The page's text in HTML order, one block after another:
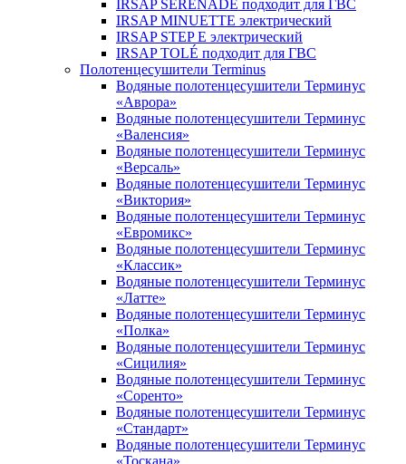
IRSAP SERENADE подходит для ГВС
IRSAP MINUETTE электрический
IRSAP STEP E электрический
IRSAP TOLÉ подходит для ГВС
Полотенцесушители Terminus
Водяные полотенцесушители Терминус
«Аврора»
Водяные полотенцесушители Терминус
«Валенсия»
Водяные полотенцесушители Терминус
«Версаль»
Водяные полотенцесушители Терминус
«Виктория»
Водяные полотенцесушители Терминус
«Евромикс»
Водяные полотенцесушители Терминус
«Классик»
Водяные полотенцесушители Терминус
«Латте»
Водяные полотенцесушители Терминус
«Полка»
Водяные полотенцесушители Терминус
«Сицилия»
Водяные полотенцесушители Терминус
«Соренто»
Водяные полотенцесушители Терминус
«Стандарт»
Водяные полотенцесушители Терминус
«Тоскана»